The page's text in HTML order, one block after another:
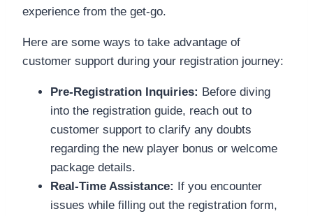
experience from the get-go.
Here are some ways to take advantage of
customer support during your registration journey:
Pre-Registration Inquiries: Before diving
into the registration guide, reach out to
customer support to clarify any doubts
regarding the new player bonus or welcome
package details.
Real-Time Assistance: If you encounter
issues while filling out the registration form,